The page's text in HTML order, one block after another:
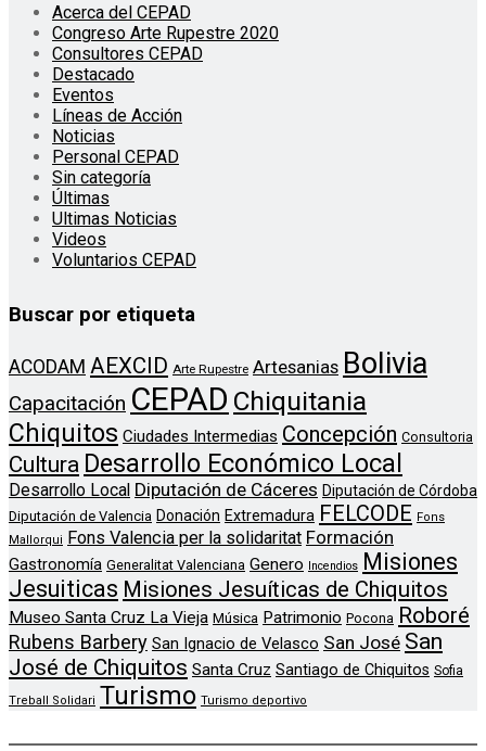
Acerca del CEPAD
Congreso Arte Rupestre 2020
Consultores CEPAD
Destacado
Eventos
Líneas de Acción
Noticias
Personal CEPAD
Sin categoría
Últimas
Ultimas Noticias
Videos
Voluntarios CEPAD
Buscar por etiqueta
ACODAM AEXCID Arte Rupestre Artesanias Bolivia
Capacitación CEPAD Chiquitania
Chiquitos Ciudades Intermedias Concepción Consultoria
Cultura Desarrollo Económico Local
Desarrollo Local Diputación de Cáceres Diputación de Córdoba
Diputación de Valencia Donación Extremadura FELCODE Fons
Mallorqui
Fons Valencia per la solidaritat Formación
Gastronomía Generalitat Valenciana Genero Incendios
Misiones
Jesuiticas Misiones Jesuíticas de Chiquitos
Museo Santa Cruz La Vieja Música Patrimonio Pocona Roboré
Rubens Barbery San Ignacio de Velasco San José San
José de Chiquitos Santa Cruz Santiago de Chiquitos Sofia
Treball Solidari Turismo Turismo deportivo